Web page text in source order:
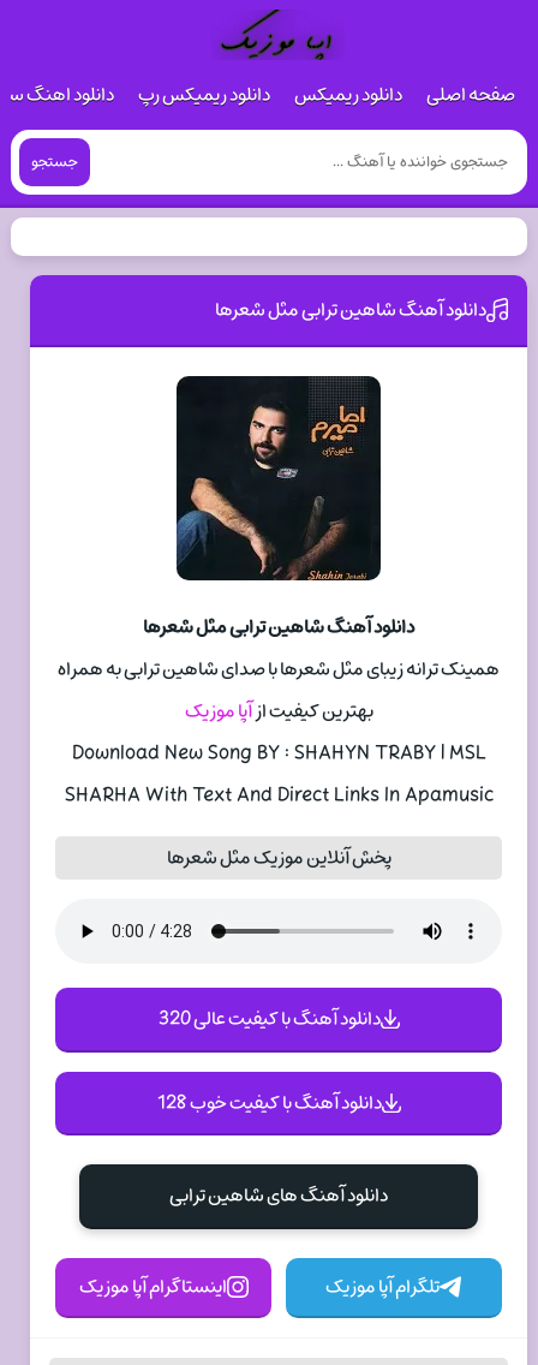
صفحه اصلی دانلود ریمیکس دانلود ریمیکس رپ دانلود اهنگ
جستجو
دانلود آهنگ شاهین ترابی مثل شعرها
دانلود آهنگ شاهین ترابی مثل شعرها
همینک ترانه زیبای مثل شعرها با صدای شاهین ترابی به همراه
بهترین کیفیت ازآپا موزیک
Download New Song BY : SHAHYN TRABY | MSL
SHARHA With Text And Direct Links In Apamusic
پخش آنلاین موزیک مثل شعرها
دانلود آهنگ با کیفیت عالی 320
دانلود آهنگ با کیفیت خوب 128
دانلود آهنگ های شاهین ترابی
تلگرام آپا موزیک اینستاگرام آپا موزیک